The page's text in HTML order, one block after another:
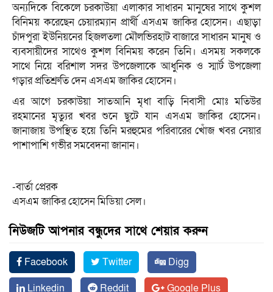
অন্যদিকে বিকেলে চরকাউয়া এলাকার সাধারন মানুষের সাথে কুশল
বিনিময় করেছেন চেয়ারম্যান প্রার্থী এসএম জাকির হোসেন। এছাড়া
চাঁদপুরা ইউনিয়নের হিজলতলা মৌলভিরহাট বাজারে সাধারন মানুষ ও
ব্যবসায়ীদের সাথেও কুশল বিনিময় করেন তিনি। এসময় সকলকে
সাথে নিয়ে বরিশাল সদর উপজেলাকে আধুনিক ও স্মার্ট উপজেলা
গড়ার প্রতিশ্রুতি দেন এসএম জাকির হোসেন।
এর আগে চরকাউয়া সাতআনি মৃধা বাড়ি নিবাসী মোঃ মতিউর
রহমানের মৃত্যুর খবর শুনে ছুটে যান এসএম জাকির হোসেন।
জানাজায় উপস্থিত হয়ে তিনি মরহুমের পরিবারের খোঁজ খবর নেয়ার
পাশাপাশি গভীর সমবেদনা জানান।
-বার্তা প্রেরক
এসএম জাকির হোসেন মিডিয়া সেল।
নিউজটি আপনার বন্ধুদের সাথে শেয়ার করুন
Facebook Twitter
Digg
Linkedin
Reddit Google Plus